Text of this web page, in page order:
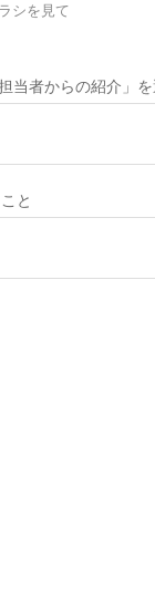
シを見て
当者からの紹介」
と